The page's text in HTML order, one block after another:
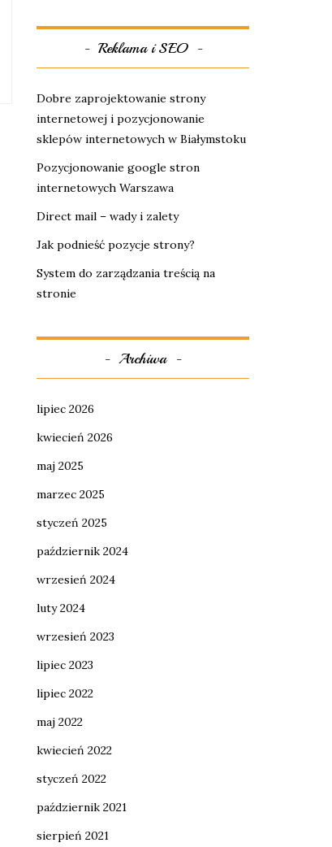
Reklama i SEO
Dobre zaprojektowanie strony
internetowej i pozycjonowanie
sklepów internetowych w Białymstoku
Pozycjonowanie google stron
internetowych Warszawa
Direct mail – wady i zalety
Jak podnieść pozycje strony?
System do zarządzania treścią na
stronie
Archiwa
lipiec 2026
kwiecień 2026
maj 2025
marzec 2025
styczeń 2025
październik 2024
wrzesień 2024
luty 2024
wrzesień 2023
lipiec 2023
lipiec 2022
maj 2022
kwiecień 2022
styczeń 2022
październik 2021
sierpień 2021